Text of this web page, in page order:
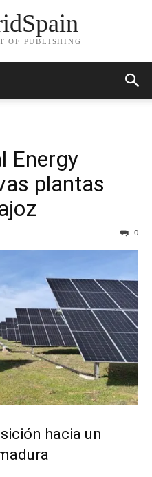
OF PUBLISHING
Energy
plantas
0
hacia un